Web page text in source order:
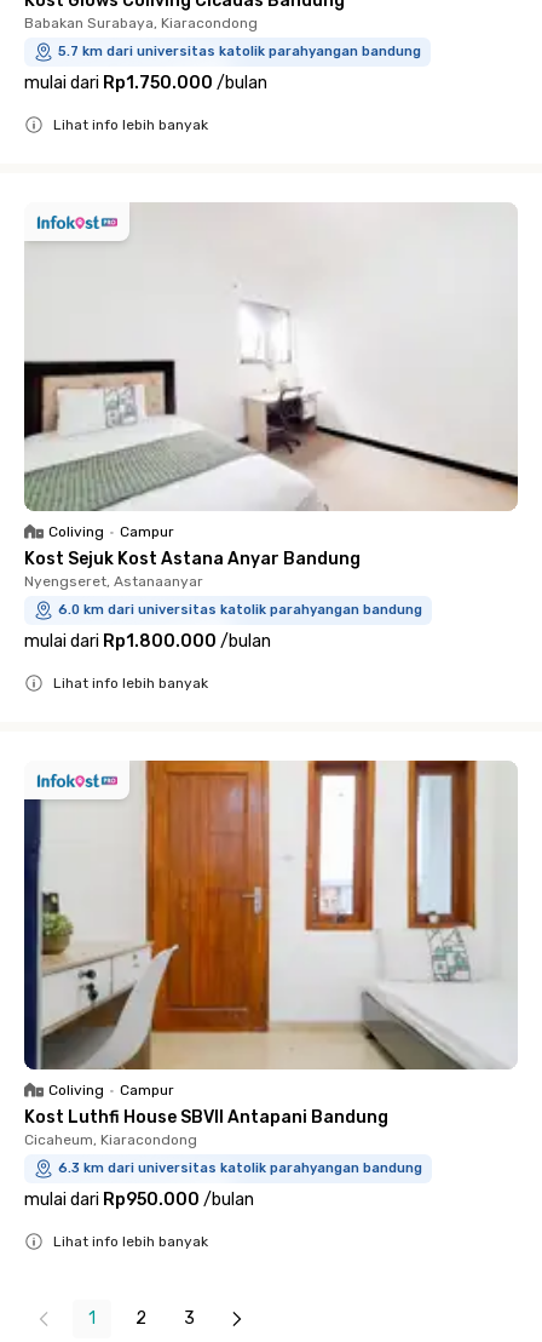
Babakan Surabaya, Kiaracondong
5.7 km dari universitas katolik parahyangan bandung
mulai dari Rp1.750.000 /bulan
Lihat info lebih banyak
Coliving • Campur
Kost Sejuk Kost Astana Anyar Bandung
Nyengseret, Astanaanyar
6.0 km dari universitas katolik parahyangan bandung
mulai dari Rp1.800.000 /bulan
Lihat info lebih banyak
Coliving • Campur
Kost Luthfi House SBVII Antapani Bandung
Cicaheum, Kiaracondong
6.3 km dari universitas katolik parahyangan bandung
mulai dari Rp950.000 /bulan
Lihat info lebih banyak
1 2 3